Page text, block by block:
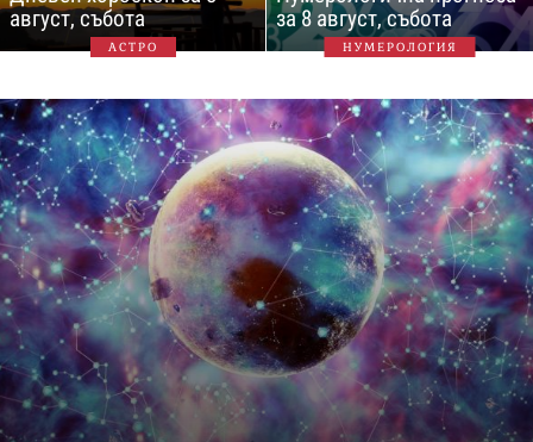
август, събота
АСТРО
за 8 август, събота
НУМЕРОЛОГИЯ